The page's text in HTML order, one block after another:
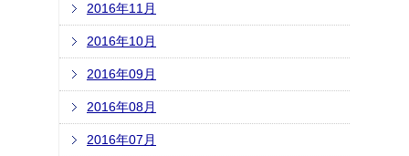
2016年11月
2016年10月
2016年09月
2016年08月
2016年07月